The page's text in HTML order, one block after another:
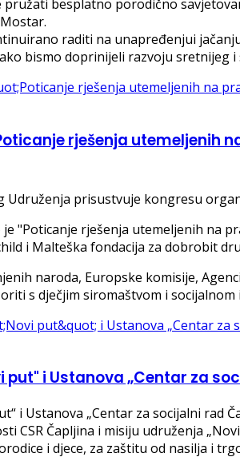
pružati besplatno porodično
raditi na unapređenjui
bismo doprinijeli razvoju sretnijeg
rješenja utemeljenih
Udruženja prisustvuje kongresu
"Poticanje rješenja utemeljenih na
i Malteška fondacija za dobrobit
naroda, Europske komisije,
s dječjim siromaštvom i
put" i Ustanova „Centar za
i Ustanova „Centar za socijalni rad
CSR Čapljina i misiju udruženja
i djece, za zaštitu od nasilja i